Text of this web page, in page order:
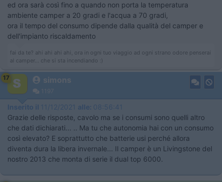
ed ora sarà così fino a quando non porta la temperatura
ambiente camper a 20 gradi e l'acqua a 70 gradi,
ora il tempo del consumo dipende dalla qualità del camper e
dell'impianto riscaldamento
fai da te? ahi ahi ahi ahi, ora in ogni tuo viaggio ad ogni strano odore penserai
al camper... che si sta incendiando :)
17 simons
1197
Inserito il 11/12/2021 alle: 08:56:41
Grazie delle risposte, cavolo ma se i consumi sono quelli altro
che dati dichiarati... .. Ma tu che autonomia hai con un consumo
così elevato? E soprattutto che batterie usi perché allora
diventa dura la libera invernale... Il camper è un Livingstone del
nostro 2013 che monta di serie il dual top 6000.